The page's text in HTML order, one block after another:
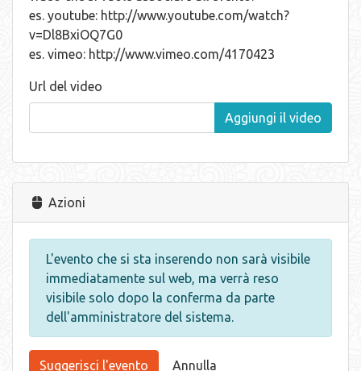
es. youtube: http://www.youtube.com/watch?
v=Dl8BxiOQ7G0
es. vimeo: http://www.vimeo.com/4170423
Url del video
Azioni
L'evento che si sta inserendo non sarà visibile
immediatamente sul web, ma verrà reso
visibile solo dopo la conferma da parte
dell'amministratore del sistema.